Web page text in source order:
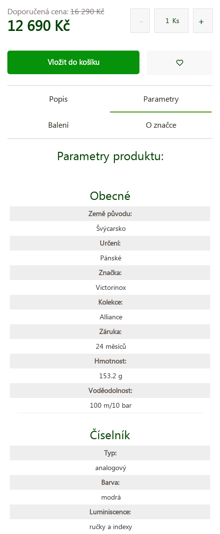
Doporučená cena:16 290 Kč
12 690 Kč Ks
Vložit do košíku
Popis Parametry
Balení O značce
Parametry produktu:
Obecné
Země původu:
Švýcarsko
Určení:
Pánské
Značka:
Victorinox
Kolekce:
Alliance
Záruka:
24 měsíců
Hmotnost:
153.2 g
Voděodolnost:
100 m/10 bar
Číselník
Typ:
analogový
Barva:
modrá
Luminiscence:
ručky a indexy